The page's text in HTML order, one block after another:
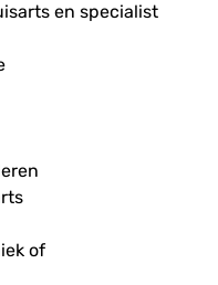
en specialist
of